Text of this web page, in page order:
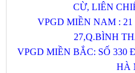
CỪ, LIÊN
VPGD MIỀN NAM :
27,Q.BÌNH
VPGD MIỀN BẮC: SỐ 330
HÀ